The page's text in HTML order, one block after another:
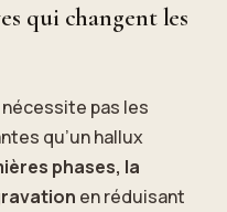
qui changent les
pas les
qu’un hallux
phases, la
en réduisant